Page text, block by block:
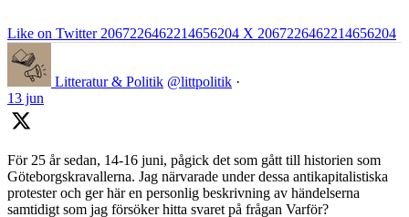
Like on Twitter 2067226462214656204 X 2067226462214656204
Litteratur & Politik @littpolitik ·
13 jun
För 25 år sedan, 14-16 juni, pågick det som gått till historien som
Göteborgskravallerna. Jag närvarade under dessa antikapitalistiska
protester och ger här en personlig beskrivning av händelserna
samtidigt som jag försöker hitta svaret på frågan Varför?